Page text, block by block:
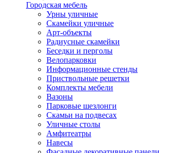
Городская мебель
Урны уличные
Скамейки уличные
Арт-объекты
Радиусные скамейки
Беседки и перголы
Велопарковки
Информационные стенды
Приствольные решетки
Комплекты мебели
Вазоны
Парковые шезлонги
Скамьи на подвесах
Уличные столы
Амфитеатры
Навесы